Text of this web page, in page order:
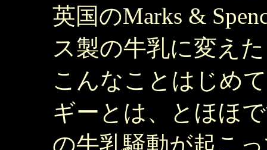
英国のMarks &
ス製の牛乳に変え
こんなことはじめ
ギーとは、とほほ
の牛乳騒動が起こ